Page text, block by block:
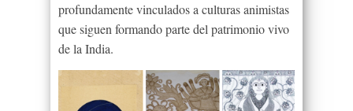
profundamente vinculados a culturas animistas
que siguen formando parte del patrimonio vivo
de la India.